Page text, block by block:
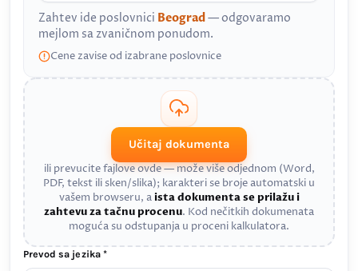
Zahtev ide poslovnici Beograd — odgovaramo
mejlom sa zvaničnom ponudom.
Cene zavise od izabrane poslovnice
Učitaj dokumenta
ili prevucite fajlove ovde — može više odjednom (Word,
PDF, tekst ili sken/slika); karakteri se broje automatski u
vašem browseru, aista dokumenta se prilažu i
zahtevu za tačnu procenu. Kod nečitkih dokumenata
moguća su odstupanja u proceni kalkulatora.
Prevod sa jezika *